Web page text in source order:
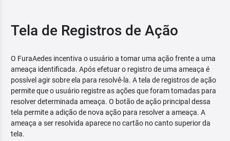
Tela de Registros de Ação
O FuraAedes incentiva o usuário a tomar uma ação frente a uma
ameaça identificada. Após efetuar o registro de uma ameaça é
possível agir sobre ela para resolvê-la. A tela de registros de ação
permite que o usuário registre as ações que foram tomadas para
resolver determinada ameaça. O botão de ação principal dessa
tela permite a adição de nova ação para resolver a ameaça. A
ameaça a ser resolvida aparece no cartão no canto superior da
tela.